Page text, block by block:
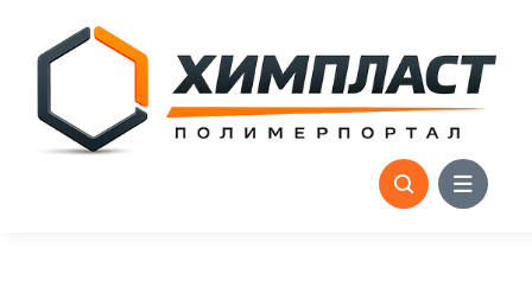
content